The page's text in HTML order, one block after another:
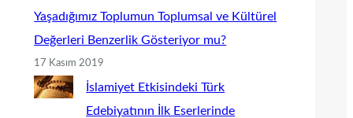
Yaşadığımız Toplumun Toplumsal ve Kültürel
Değerleri Benzerlik Gösteriyor mu?
17 Kasım 2019
İslamiyet Etkisindeki Türk
Edebiyatının İlk Eserlerinde